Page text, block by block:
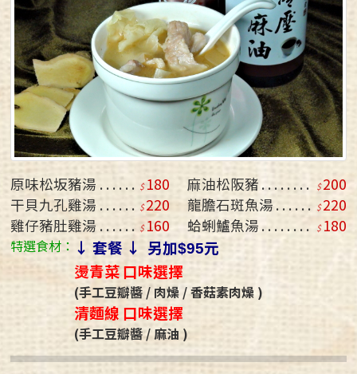
原味松坂豬湯 180 麻油松阪豬
200
干貝九孔雞湯
220 龍膽石斑魚湯
220
雞仔豬肚雞湯
160 蛤蜊鱸魚湯 180
特選食材： ↓ 套餐 ↓ 另加$95元
燙青菜 口味選擇
(手工豆瓣醬 / 肉燥 / 香菇素肉燥 )
清麵線 口味選擇
(手工豆瓣醬 / 麻油 )